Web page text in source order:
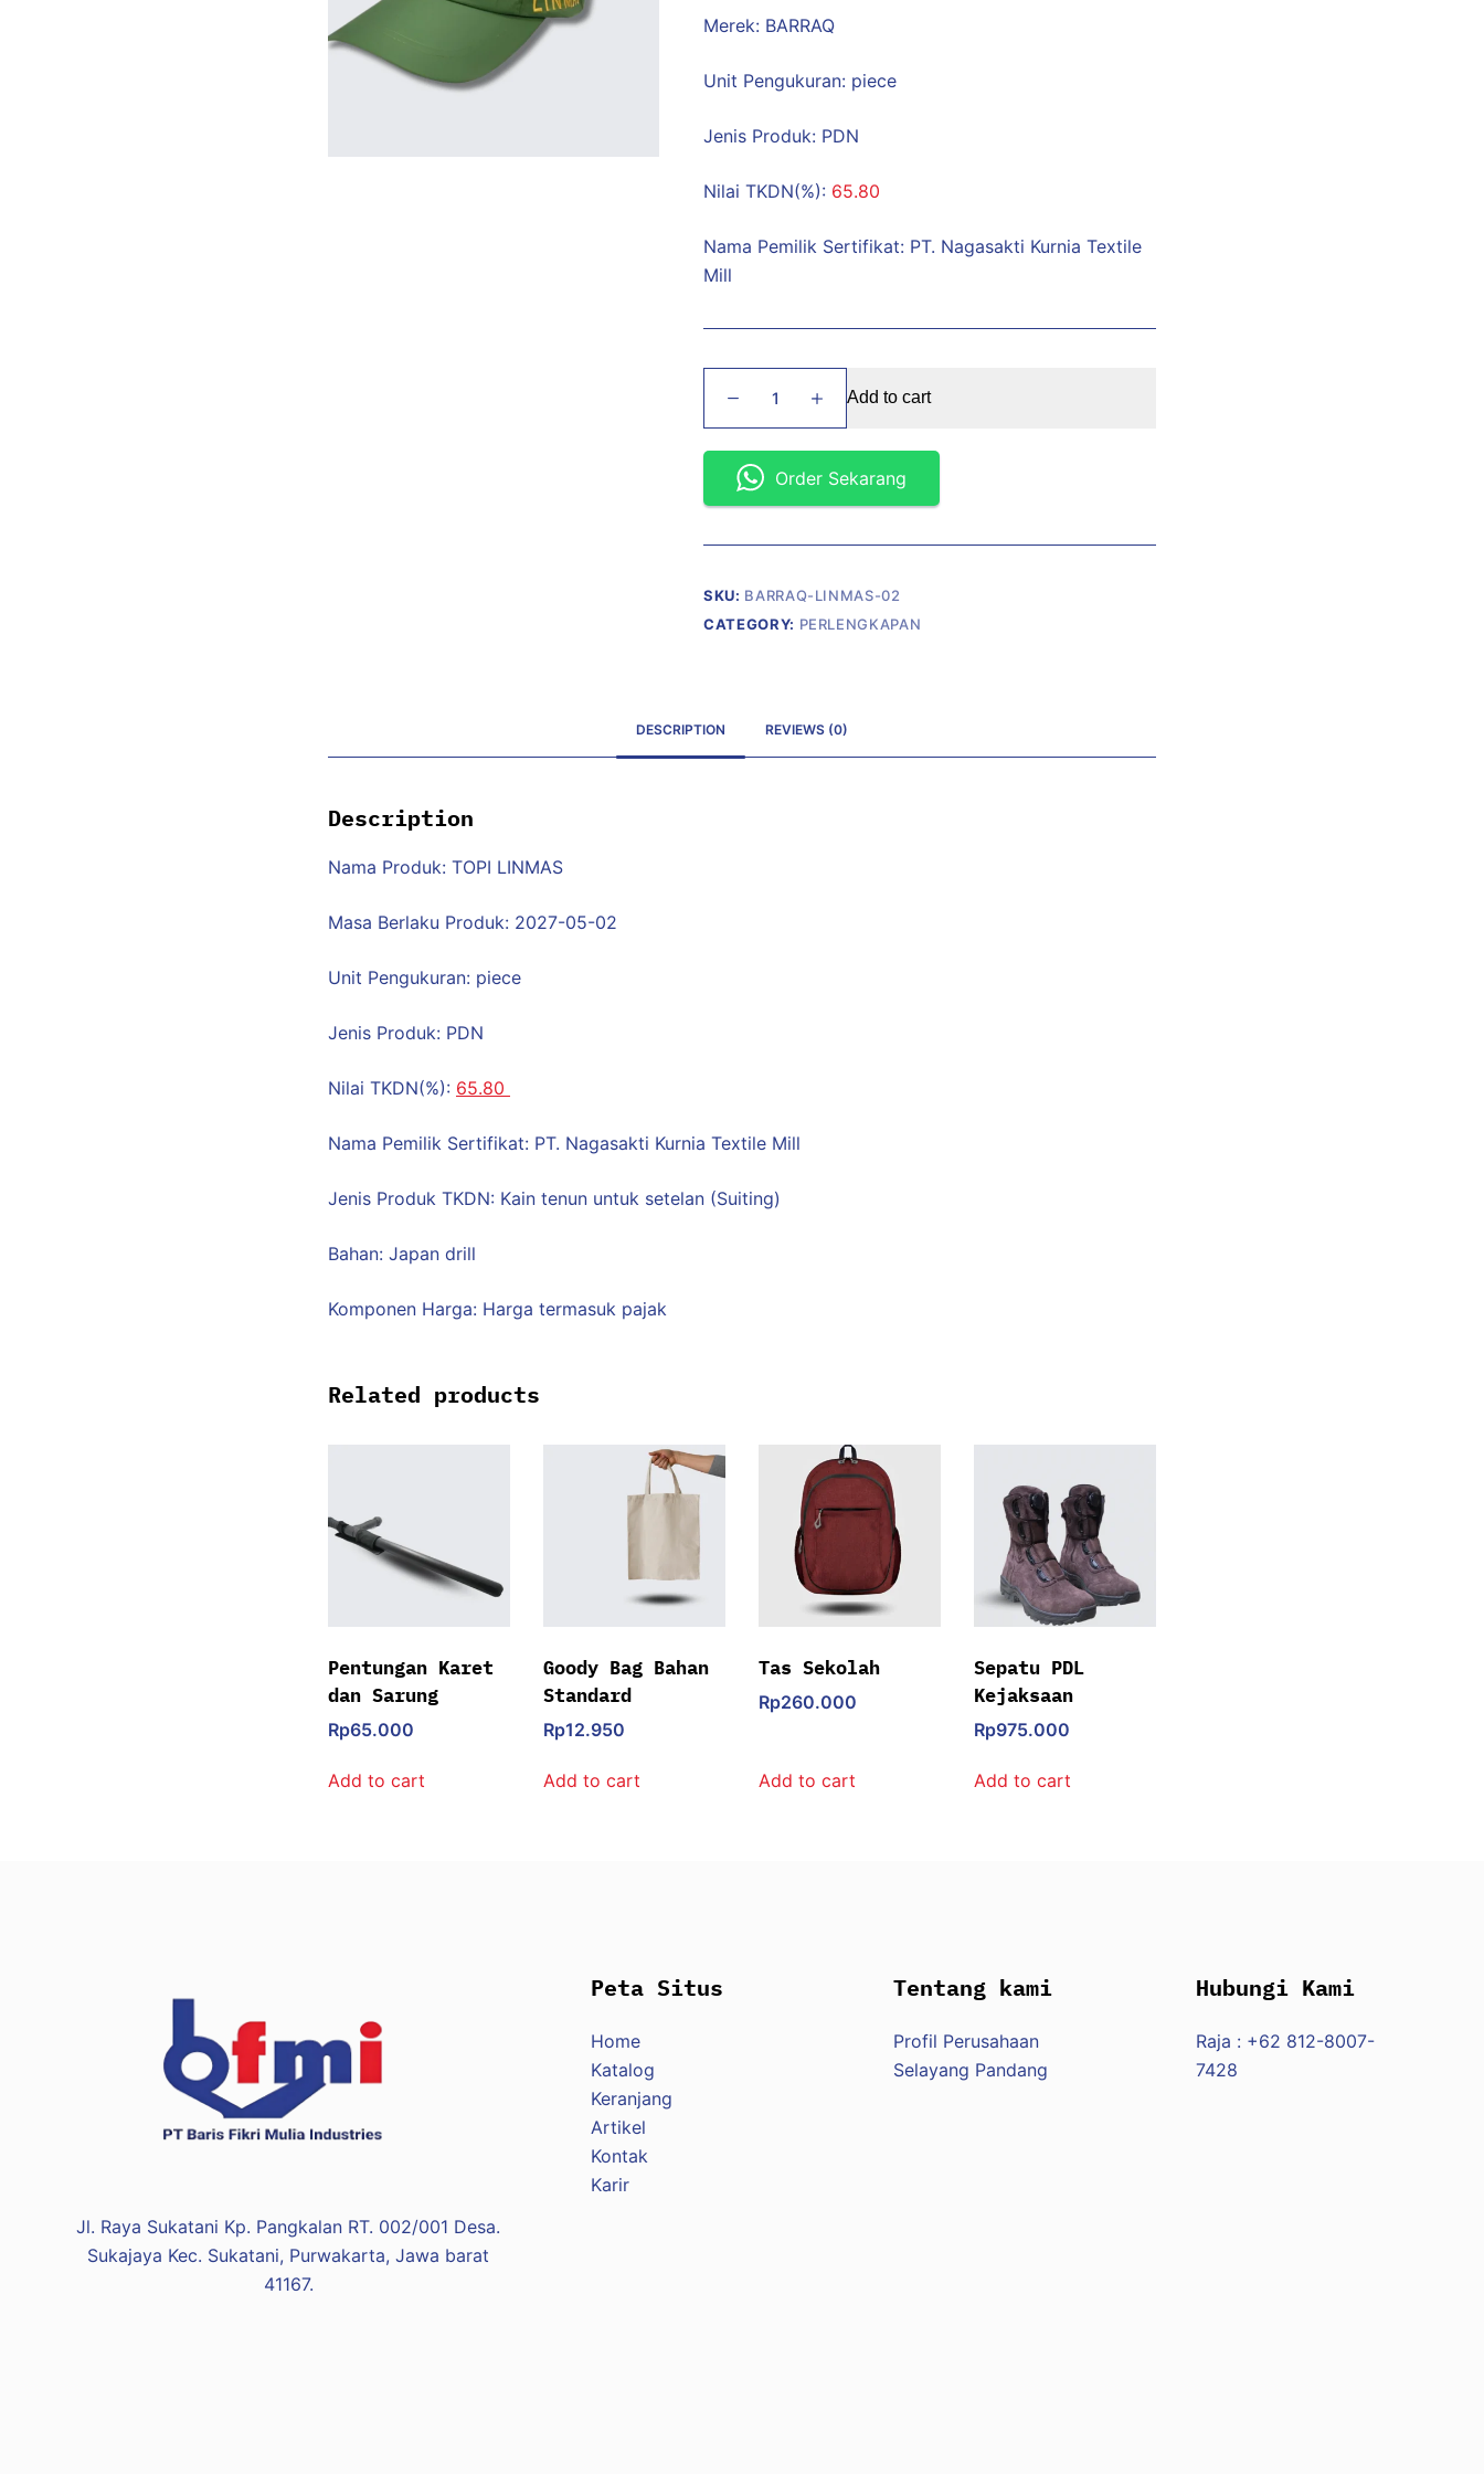
Merek: BARRAQ
Unit Pengukuran: piece
Jenis Produk: PDN
Nilai TKDN(%): 65.80
Nama Pemilik Sertifikat: PT. Nagasakti Kurnia Textile
Mill
Linmas
quantity
Add to cart
Order Sekarang
SKU: BARRAQ-LINMAS-02
CATEGORY: PERLENGKAPAN
DESCRIPTION REVIEWS (0)
Description
Nama Produk: TOPI LINMAS
Masa Berlaku Produk: 2027-05-02
Unit Pengukuran: piece
Jenis Produk: PDN
Nilai TKDN(%): 65.80
Nama Pemilik Sertifikat: PT. Nagasakti Kurnia Textile Mill
Jenis Produk TKDN: Kain tenun untuk setelan (Suiting)
Bahan: Japan drill
Komponen Harga: Harga termasuk pajak
Related products
Pentungan Karet
dan Sarung
Rp65.000
Add to cart
Goody Bag Bahan
Standard
Rp12.950
Add to cart
Tas Sekolah
Rp260.000
Add to cart
Sepatu PDL
Kejaksaan
Rp975.000
Add to cart
Jl. Raya Sukatani Kp. Pangkalan RT. 002/001 Desa.
Sukajaya Kec. Sukatani, Purwakarta, Jawa barat
41167.
Peta Situs
Home
Katalog
Keranjang
Artikel
Kontak
Karir
Tentang kami
Profil Perusahaan
Selayang Pandang
Hubungi Kami
Raja : +62 812-8007-
7428